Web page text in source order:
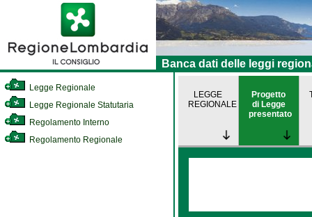
Banca dati delle leggi
Legge Regionale
Legge Regionale Statutaria
Regolamento Interno
Regolamento Regionale
LEGGE
REGIONALE
Progetto
di Legge
presentato